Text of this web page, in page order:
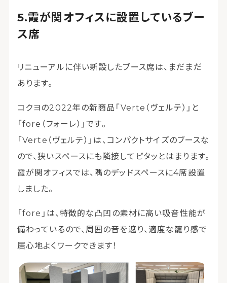
霞が関オフィスに設置しているブー
ス席
リニューアルに伴い新設したブース席は、まだまだ
あります。
コクヨの2022年の新商品「Verte（ヴェルテ）」と
「fore（フォーレ）」です。
「Verte（ヴェルテ）」は、コンパクトサイズのブースな
ので、狭いスペースにも隣接してピタッとはまります。
霞が関オフィスでは、隅のデッドスペースに4席設置
しました。
「fore」は、特徴的な凸凹の素材に高い吸音性能が
備わっているので、周囲の音を遮り、適度な籠り感で
居心地よくワークできます！